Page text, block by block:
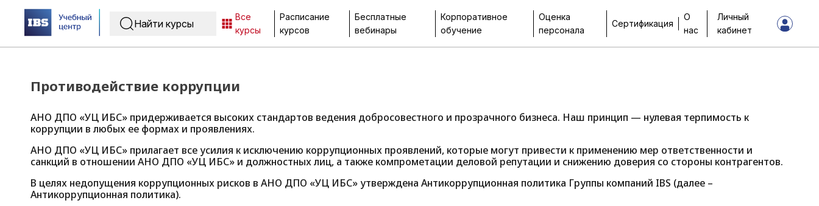
Все
курсы
Расписание
курсов
Бесплатные
вебинары
Корпоративное
обучение
Оценка
персонала
Сертификация
О
нас
Личный
кабинет
Противодействие коррупции
АНО ДПО «УЦ ИБС» придерживается высоких стандартов ведения добросовестного и прозрачного бизнеса. Наш принцип — нулевая терпимость к
коррупции в любых ее формах и проявлениях.
АНО ДПО «УЦ ИБС» прилагает все усилия к исключению коррупционных проявлений, которые могут привести к применению мер ответственности и
санкций в отношении АНО ДПО «УЦ ИБС» и должностных лиц, а также компрометации деловой репутации и снижению доверия со стороны контрагентов.
В целях недопущения коррупционных рисков в АНО ДПО «УЦ ИБС» утверждена Антикоррупционная политика Группы компаний IBS (далее –
Антикоррупционная политика).